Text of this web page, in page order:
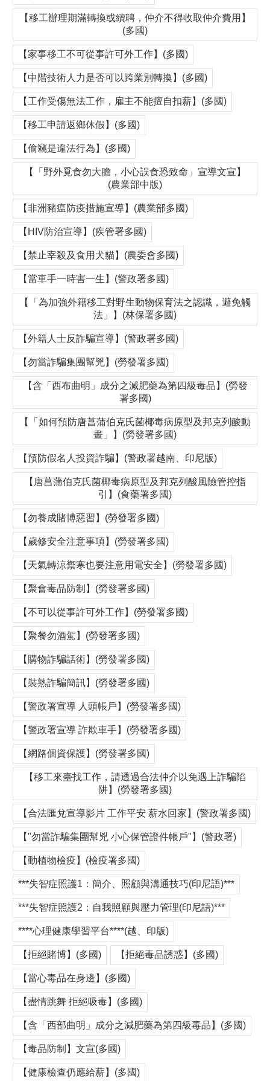
【移工辦理期滿轉換或續聘，仲介不得收取仲介費用】
(多國)
【家事移工不可從事許可外工作】(多國)
【中階技術人力是否可以跨業別轉換】(多國)
【工作受傷無法工作，雇主不能擅自扣薪】(多國)
【移工申請返鄉休假】(多國)
【偷竊是違法行為】(多國)
【「野外覓食勿大膽，小心誤食恐致命」宣導文宣】
(農業部中版)
【非洲豬瘟防疫措施宣導】(農業部多國)
【HIV防治宣導】(疾管署多國)
【禁止宰殺及食用犬貓】(農委會多國)
【當車手一時害一生】(警政署多國)
【「為加強外籍移工對野生動物保育法之認識，避免觸
法」】(林保署多國)
【外籍人士反詐騙宣導】(警政署多國)
【勿當詐騙集團幫兇】(勞發署多國)
【含「西布曲明」成分之減肥藥為第四級毒品】(勞發
署多國)
【「如何預防唐菖蒲伯克氏菌椰毒病原型及邦克列酸動
畫」】(勞發署多國)
【預防假名人投資詐騙】(警政署越南、印尼版)
【唐菖蒲伯克氏菌椰毒病原型及邦克列酸風險管控指
引】(食藥署多國)
【勿養成賭博惡習】(勞發署多國)
【歲修安全注意事項】(勞發署多國)
【天氣轉涼禦寒也要注意用電安全】(勞發署多國)
【聚會毒品防制】(勞發署多國)
【不可以從事許可外工作】(勞發署多國)
【聚餐勿酒駕】(勞發署多國)
【購物詐騙話術】(勞發署多國)
【裝熟詐騙簡訊】(勞發署多國)
【警政署宣導 人頭帳戶】(勞發署多國)
【警政署宣導 詐欺車手】(勞發署多國)
【網路個資保護】(勞發署多國)
【移工來臺找工作，請透過合法仲介以免遇上詐騙陷
阱】(勞發署多國)
【合法匯兌宣導影片 工作平安 薪水回家】(警政署多國)
【"勿當詐騙集團幫兇 小心保管證件帳戶"】(警政署)
【動植物檢疫】(檢疫署多國)
***失智症照護1：簡介、照顧與溝通技巧(印尼語)***
***失智症照護2：自我照顧與壓力管理(印尼語)***
****心理健康學習平台****(越、印版)
【拒絕賭博】(多國) 【拒絕毒品誘惑】(多國)
【當心毒品在身邊】(多國)
【盡情跳舞 拒絕吸毒】(多國)
【含「西部曲明」成分之減肥藥為第四級毒品】(多國)
【毒品防制】文宣(多國)
【健康檢查仍應給薪】(多國)